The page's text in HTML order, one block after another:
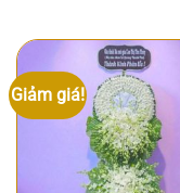
Giảm giá!